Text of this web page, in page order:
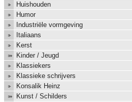
Huishouden
Humor
Industriële vormgeving
Italiaans
Kerst
Kinder / Jeugd
Klassiekers
Klassieke schrijvers
Konsalik Heinz
Kunst / Schilders